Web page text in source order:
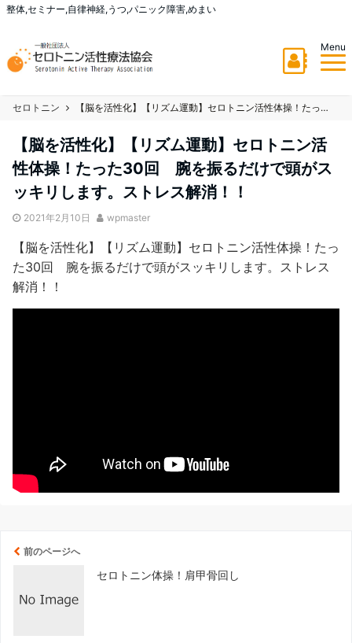
整体,セミナー,自律神経,うつ,パニック障害,めまい
Menu
セロトニン 【脳を活性化】【リズム運動】セロトニン活性体操！たった30回 腕を振るだけで頭がスッキリします。ストレス解消！！
【脳を活性化】【リズム運動】セロトニン活
性体操！たった30回 腕を振るだけで頭がス
ッキリします。ストレス解消！！
2021年2月10日 wpmaster
【脳を活性化】【リズム運動】セロトニン活性体操！たっ
た30回 腕を振るだけで頭がスッキリします。ストレス
解消！！
前のページへ
セロトニン体操！肩甲骨回し